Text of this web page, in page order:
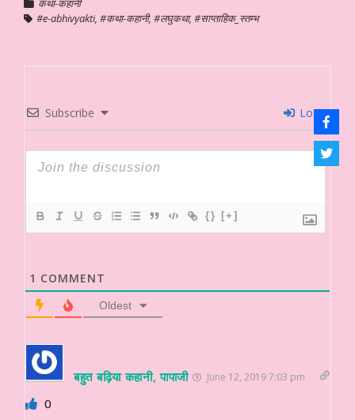
#e-abhivyakti, #कथा-कहानी, #लघुकथा, #साप्ताहिक_स्तम्भ
Subscribe Login
{} [+]
1 COMMENT
Oldest
बहुत बढ़िया कहानी, पापाजी June 12, 2019 7:03 pm
0